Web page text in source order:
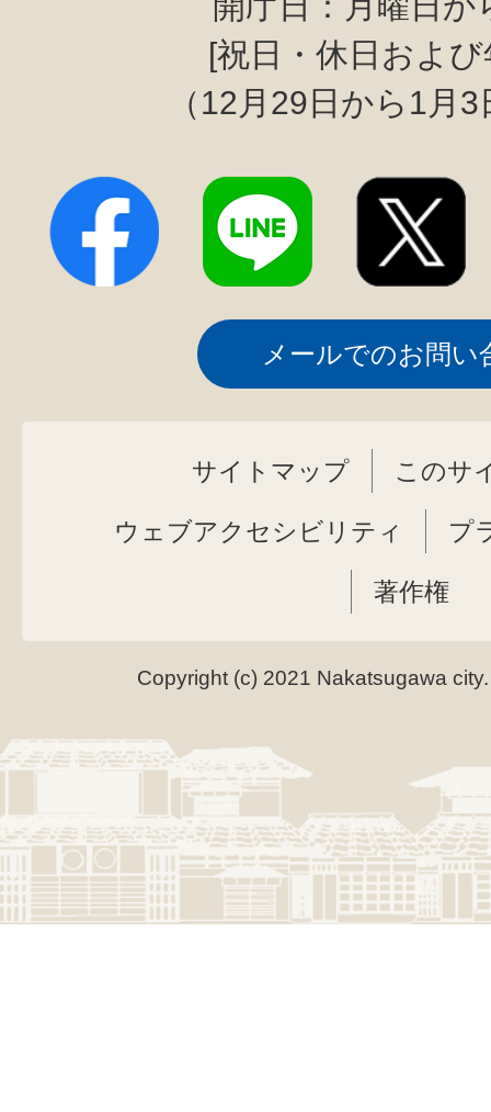
[祝日・休日およ
（12月29日から1月
メールでのお問い
サイトマップ このサ
ウェブアクセシビリティ プ
著作権
Copyright (c) 2021 Nakatsugawa